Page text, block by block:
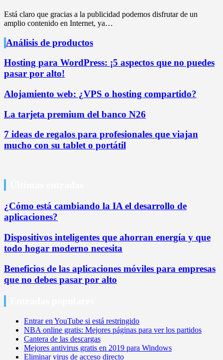
Está claro que gracias a la publicidad podemos disfrutar de un
amplio contenido en Internet, ya…
Análisis de productos
Hosting para WordPress: ¡5 aspectos que no puedes
pasar por alto!
Alojamiento web: ¿VPS o hosting compartido?
La tarjeta premium del banco N26
7 ideas de regalos para profesionales que viajan
mucho con su tablet o portátil
¿Cómo está cambiando la IA el desarrollo de
aplicaciones?
Dispositivos inteligentes que ahorran energía y que
todo hogar moderno necesita
Beneficios de las aplicaciones móviles para empresas
que no debes pasar por alto
Entrar en YouTube si está restringido
NBA online gratis: Mejores páginas para ver los partidos
Cantera de las descargas
Mejores antivirus gratis en 2019 para Windows
Eliminar virus de acceso directo